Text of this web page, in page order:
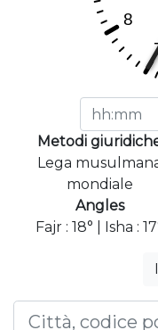
Metodi
Lega
mondiale
Angles
Fajr : 18° | Isha :